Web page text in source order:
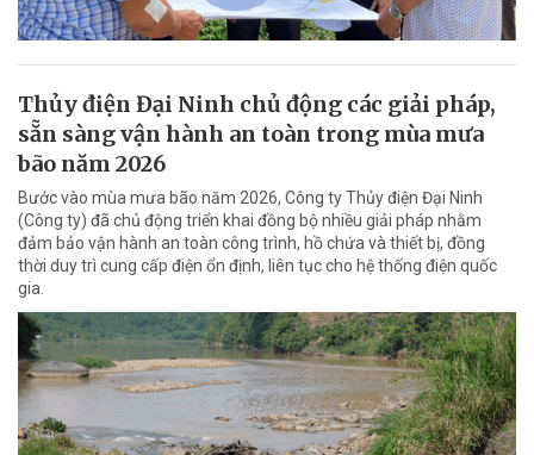
Thủy điện Đại Ninh chủ động các giải pháp,
sẵn sàng vận hành an toàn trong mùa mưa
bão năm 2026
Bước vào mùa mưa bão năm 2026, Công ty Thủy điện Đại Ninh
(Công ty) đã chủ động triển khai đồng bộ nhiều giải pháp nhằm
đảm bảo vận hành an toàn công trình, hồ chứa và thiết bị, đồng
thời duy trì cung cấp điện ổn định, liên tục cho hệ thống điện quốc
gia.